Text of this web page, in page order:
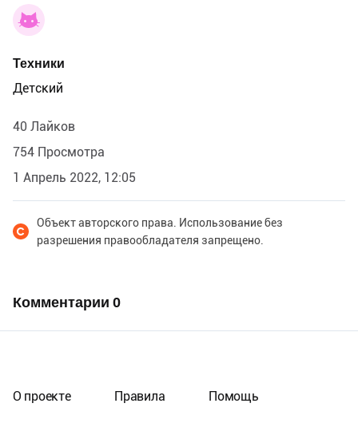
Техники
Детский
40 Лайков
754 Просмотра
1 Апрель 2022, 12:05
Объект авторского права. Использование без
разрешения правообладателя запрещено.
Комментарии 0
О проекте Правила Помощь